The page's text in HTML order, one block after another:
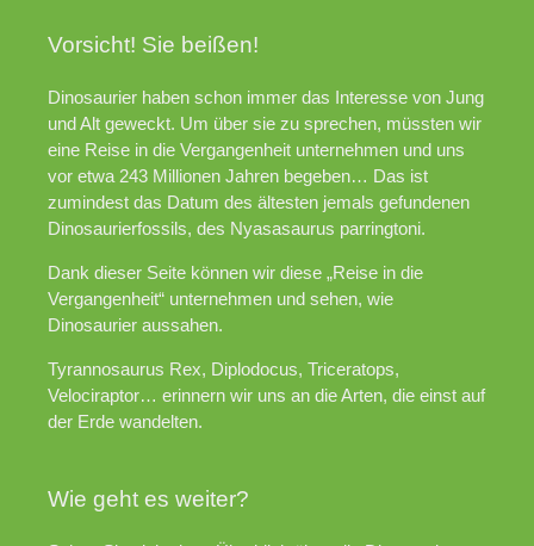
Vorsicht! Sie beißen!
Dinosaurier haben schon immer das Interesse von Jung
und Alt geweckt. Um über sie zu sprechen, müssten wir
eine Reise in die Vergangenheit unternehmen und uns
vor etwa 243 Millionen Jahren begeben… Das ist
zumindest das Datum des ältesten jemals gefundenen
Dinosaurierfossils, des Nyasasaurus parringtoni.
Dank dieser Seite können wir diese „Reise in die
Vergangenheit“ unternehmen und sehen, wie
Dinosaurier aussahen.
Tyrannosaurus Rex, Diplodocus, Triceratops,
Velociraptor… erinnern wir uns an die Arten, die einst auf
der Erde wandelten.
Wie geht es weiter?